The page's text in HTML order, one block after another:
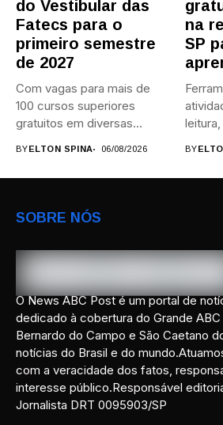
do Vestibular das
Fatecs para o
primeiro semestre
de 2027
Com vagas para mais de
100 cursos superiores
gratuitos em diversas
BYELTON SPINA 06/08/2026
na
SP
BY
SOBRE NÓS
O News ABC Post é um portal de
dedicado à cobertura do Grande ABC
Bernardo do Campo e São Caetano
notícias do Brasil e do
com a veracidade dos fatos,
interesse público.Responsável
Jornalista DRT 0095903/SP